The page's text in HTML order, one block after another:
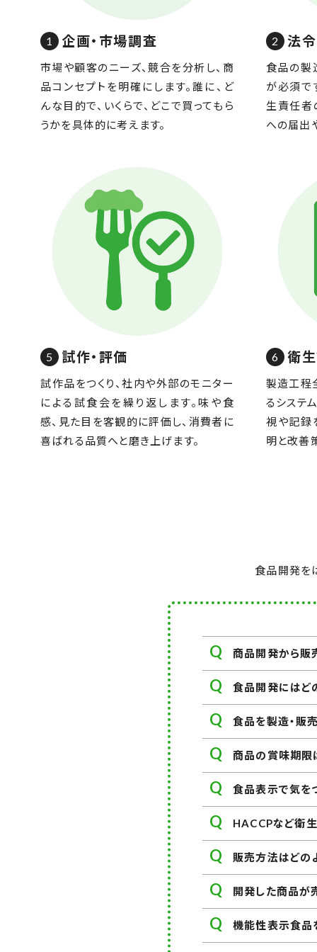
企画・市場調査
市場や顧客のニーズ、競合を分析し、商
品コンセプトを明確にします。誰に、ど
んな目的で、いくらで、どこで買ってもら
うかを具体的に考えます。
法
食品の製
が必須で
生責任者
への届出
試作・評価
試作品をつくり、社内や外部のモニター
による試食会を繰り返します。味や食
感、見た目を客観的に評価し、消費者に
喜ばれる品質へと磨き上げます。
衛
製造工程
るシステ
視や記録
明と改善
食品開発を
商品開発から販
食品開発にはど
食品を製造・販
商品の賞味期限
食品表示で気を
HACCPなど衛
販売方法はどの
開発した商品が
機能性表示食品